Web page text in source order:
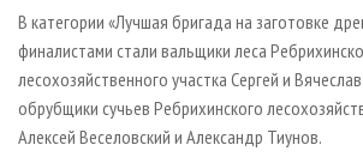
БИОЭНЕРГЕТИКА
ЦБП
ИНСТРУМЕНТ И МАТЕРИАЛЫ
RUSSIAN FORESTRY REVIEW
ГАЗЕТА ЛЕСПРОМФОРУМ
БИБЛИОТЕКА СПЕЦИАЛИСТА
В категории «Лучшая бригада на заготовке
финалистами стали вальщики леса
лесохозяйственного участка Сергей и
обрубщики сучьев Ребрихинского
Алексей Веселовский и Александр Тиунов.